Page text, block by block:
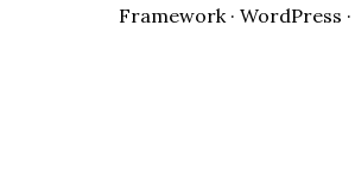
Framework· WordPress ·